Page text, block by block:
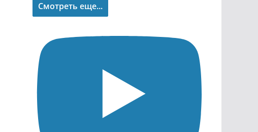
Смотреть еще...